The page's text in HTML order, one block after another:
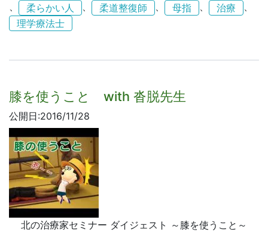
、
柔らかい人 、 柔道整復師 、 母指 、 治療
、
理学療法士
膝を使うこと with 沓脱先生
公開日:2016/11/28
北の治療家セミナー ダイジェスト ～膝を使うこと～